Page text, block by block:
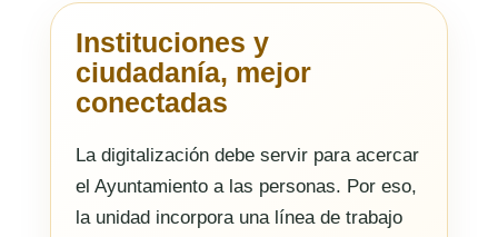
Instituciones y
ciudadanía, mejor
conectadas
La digitalización debe servir para acercar
el Ayuntamiento a las personas. Por eso,
la unidad incorpora una línea de trabajo